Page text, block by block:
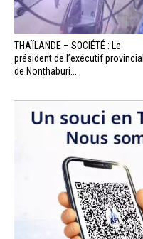
THAÏLANDE – SOCIÉTÉ : Le
président de l’exécutif provincial
de Nonthaburi...